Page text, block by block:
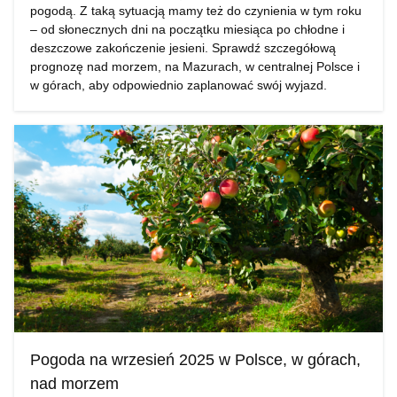
pogodą. Z taką sytuacją mamy też do czynienia w tym roku
– od słonecznych dni na początku miesiąca po chłodne i
deszczowe zakończenie jesieni. Sprawdź szczegółową
prognozę nad morzem, na Mazurach, w centralnej Polsce i
w górach, aby odpowiednio zaplanować swój wyjazd.
Pogoda na wrzesień 2025 w Polsce, w górach,
nad morzem